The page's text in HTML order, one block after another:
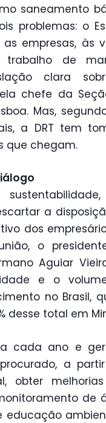
saneamento
problemas: o
empresas, às
de
clara
chefe da
Mas,
a DRT tem
que chegam.
a
dos
o
Aguiar
e o
no Brasil,
desse total em
cada ano e
a
obter
de
educação